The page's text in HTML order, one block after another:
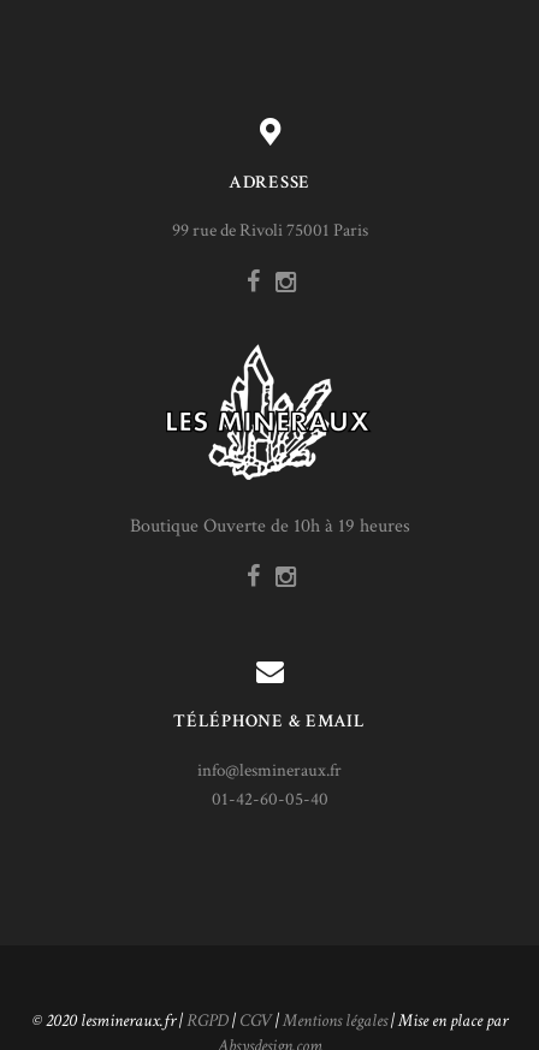
ADRESSE
99 rue de Rivoli 75001 Paris
Boutique Ouverte de 10h à 19 heures
TÉLÉPHONE & EMAIL
info@lesmineraux.fr
01-42-60-05-40
© 2020 lesmineraux.fr |RGPD| CGV|Mentions légales| Mise en place par